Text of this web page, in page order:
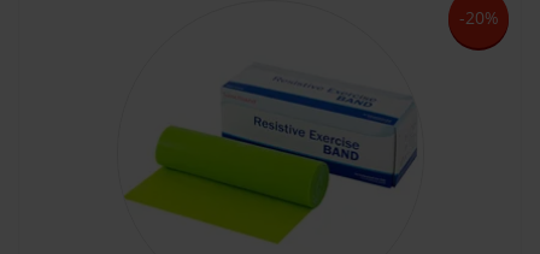
-20%